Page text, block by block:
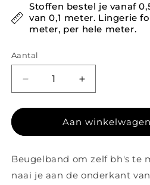
Stoffen bestel je vanaf
van 0,1 meter. Lingerie
meter, per hele meter.
Aantal
Aantal verlagen voor
Aantal
Aan
Beugelband om zelf bh's te
naai je aan de onderkant